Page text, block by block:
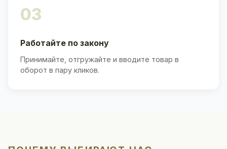
03
Работайте по закону
Принимайте, отгружайте и вводите товар в
оборот в пару кликов.